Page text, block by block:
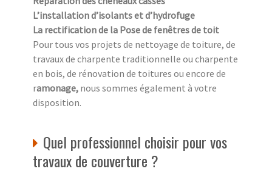
L’installation d’isolants et d’hydrofuge
La rectification de la Pose de fenêtres de toit
Pour tous vos projets de nettoyage de toiture, de
travaux de charpente traditionnelle ou charpente
en bois, de rénovation de toitures ou encore de
ramonage, nous sommes également à votre
disposition.
Quel professionnel choisir pour vos
travaux de couverture ?